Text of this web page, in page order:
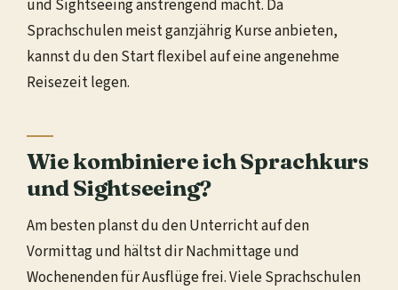
und Sightseeing anstrengend macht. Da
Sprachschulen meist ganzjährig Kurse anbieten,
kannst du den Start flexibel auf eine angenehme
Reisezeit legen.
Wie kombiniere ich Sprachkurs
und Sightseeing?
Am besten planst du den Unterricht auf den
Vormittag und hältst dir Nachmittage und
Wochenenden für Ausflüge frei. Viele Sprachschulen